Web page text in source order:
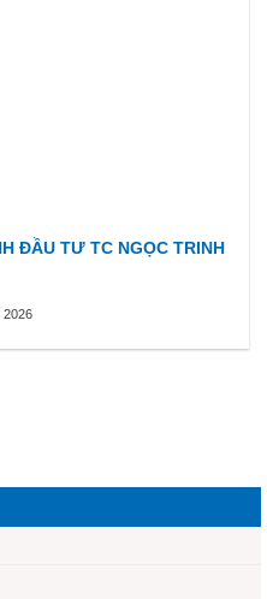
ĐẦU TƯ TC NGỌC TRINH
2026